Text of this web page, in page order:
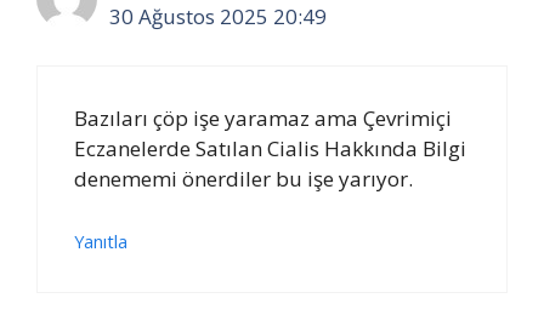
30 Ağustos 2025 20:49
Bazıları çöp işe yaramaz ama Çevrimiçi
Eczanelerde Satılan Cialis Hakkında Bilgi
denememi önerdiler bu işe yarıyor.
Yanıtla